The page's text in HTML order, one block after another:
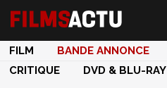
FILM BANDE ANNONCE
CRITIQUE
DVD & BLU-RAY